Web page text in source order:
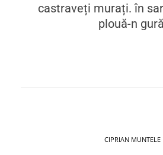
castraveți murați. în
plouă-n
CIPRIAN MUNTELE